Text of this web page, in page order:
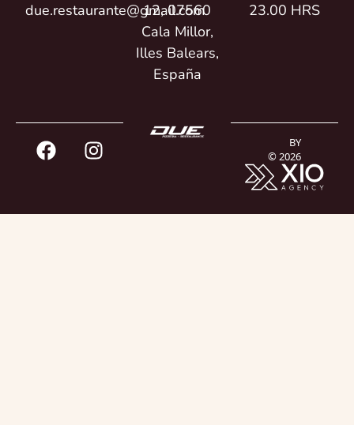
due.restaurante@gmail.com
12, 07560
Cala Millor,
Illes Balears,
España
23.00 HRS
BY
© 2026